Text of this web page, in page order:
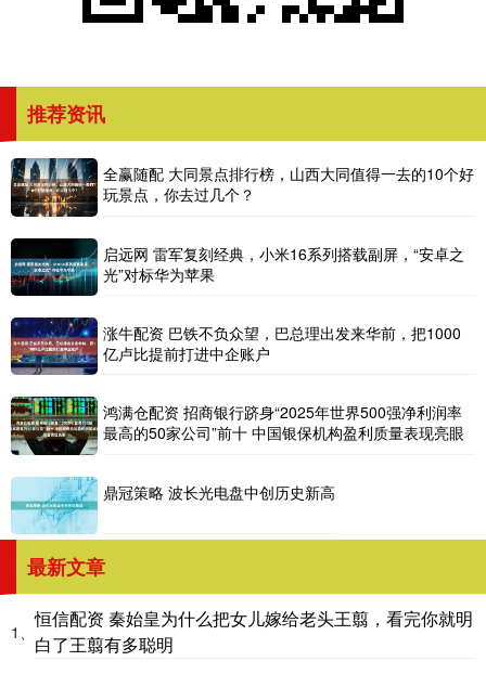
推荐资讯
全赢随配 大同景点排行榜，山西大同值得一去的10个好
玩景点，你去过几个？
启远网 雷军复刻经典，小米16系列搭载副屏，“安卓之
光”对标华为苹果
涨牛配资 巴铁不负众望，巴总理出发来华前，把1000
亿卢比提前打进中企账户
鸿满仓配资 招商银行跻身“2025年世界500强净利润率
最高的50家公司”前十 中国银保机构盈利质量表现亮眼
鼎冠策略 波长光电盘中创历史新高
最新文章
1、
恒信配资 秦始皇为什么把女儿嫁给老头王翦，看完你就明
白了王翦有多聪明